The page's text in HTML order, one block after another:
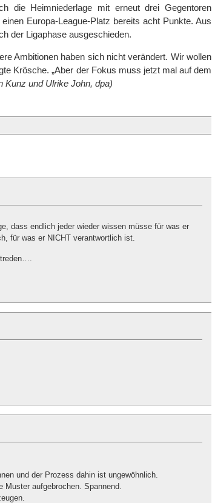
die Heimniederlage mit erneut drei Gegentoren
Europa-League-Platz bereits acht Punkte. Aus
der Ligaphase ausgeschieden.
Ambitionen haben sich nicht verändert. Wir wollen
Krösche. „Aber der Fokus muss jetzt mal auf dem
Kunz und Ulrike John, dpa)
dass endlich jeder wieder wissen müsse für was er
für was er NICHT verantwortlich ist.
und der Prozess dahin ist ungewöhnlich.
Muster aufgebrochen. Spannend.